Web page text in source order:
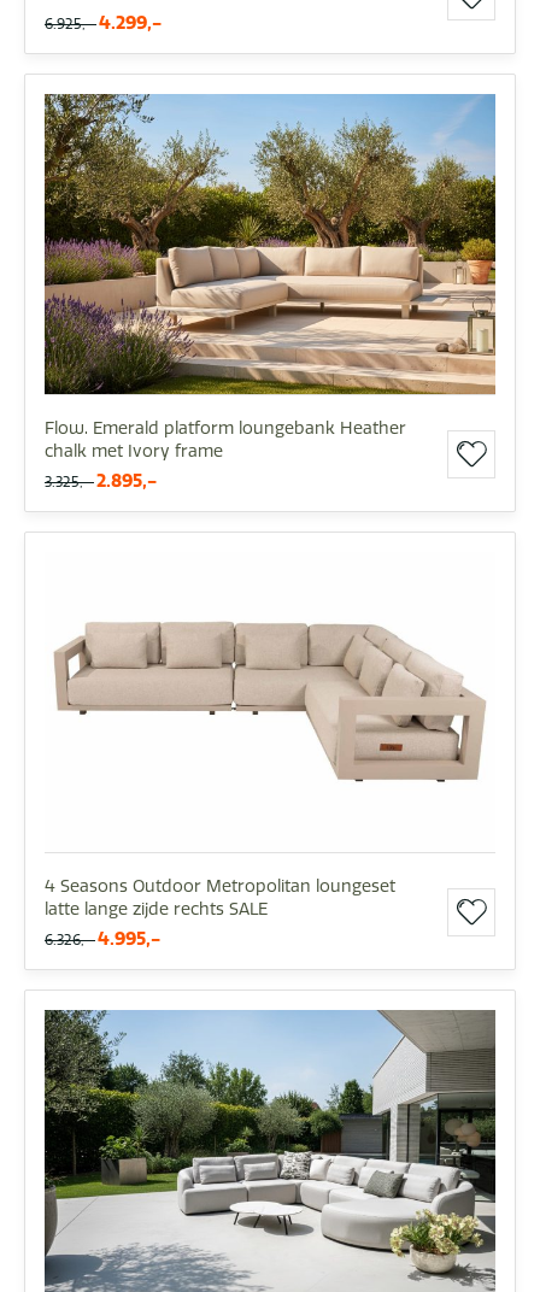
6.925,- 4.299,-
Flow. Emerald platform loungebank Heather
chalk met Ivory frame
3.325,- 2.895,-
4 Seasons Outdoor Metropolitan loungeset
latte lange zijde rechts SALE
6.326,- 4.995,-